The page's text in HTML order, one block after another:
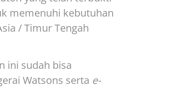
memenuhi kebutuhan
/ Timur Tengah
ini sudah bisa
Watsons serta e-